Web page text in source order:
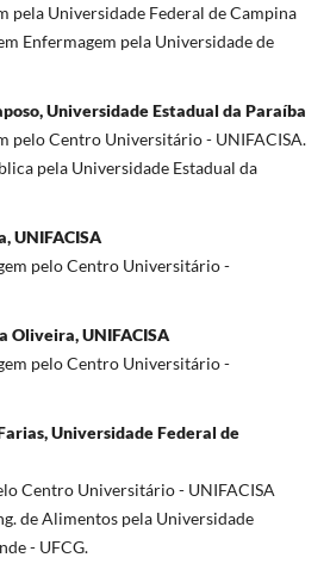
pela Universidade Federal de Campina
Enfermagem pela Universidade de
Universidade Estadual da Paraíba
pelo Centro Universitário - UNIFACISA.
pela Universidade Estadual da
UNIFACISA
pelo Centro Universitário -
Oliveira, UNIFACISA
pelo Centro Universitário -
Universidade Federal de
Centro Universitário - UNIFACISA
de Alimentos pela Universidade
- UFCG.